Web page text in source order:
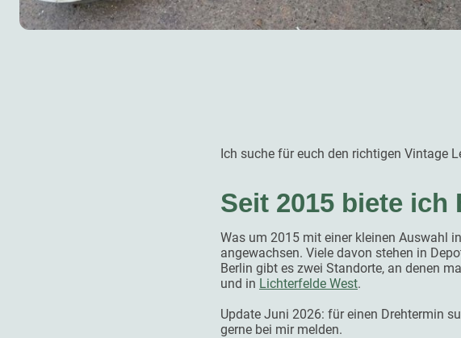
Ich suche für euch den richtigen Vintage
Seit 2015 biete
Was um 2015 mit einer kleinen Auswahl
angewachsen. Viele davon stehen in
Berlin gibt es zwei Standorte, an denen
und in Lichterfelde West.
Update Juni 2026: für einen Drehtermin
gerne bei mir melden.